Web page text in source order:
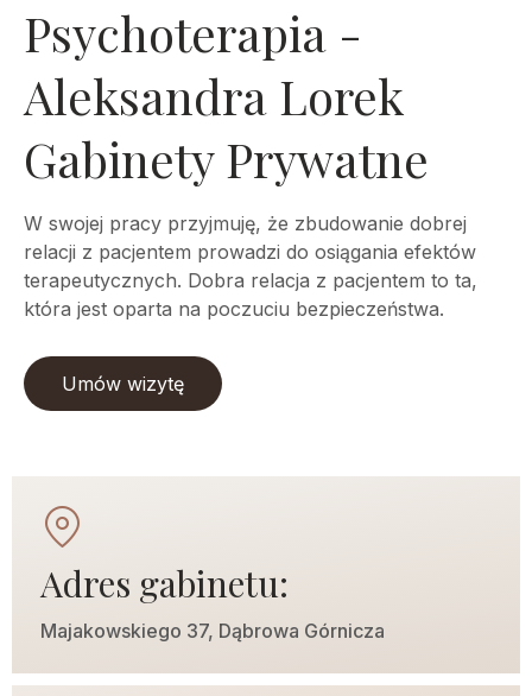
Psychoterapia -
Aleksandra Lorek
Gabinety Prywatne
W swojej pracy przyjmuję, że zbudowanie dobrej
relacji z pacjentem prowadzi do osiągania efektów
terapeutycznych. Dobra relacja z pacjentem to ta,
która jest oparta na poczuciu bezpieczeństwa.
Umów wizytę
Adres gabinetu:
Majakowskiego 37, Dąbrowa Górnicza